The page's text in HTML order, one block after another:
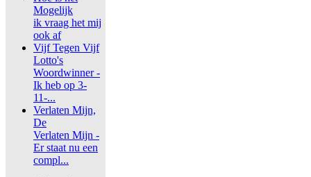
Mogelijk
ik vraag het mij
ook af
Vijf Tegen Vijf
Lotto's
Woordwinner -
Ik heb op 3-
11-...
Verlaten Mijn,
De
Verlaten Mijn -
Er staat nu een
compl...